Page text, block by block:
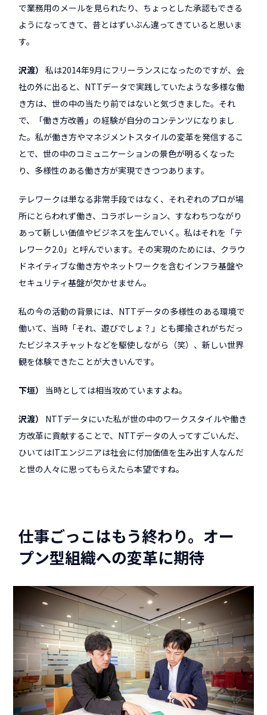
で業務用のメールを見られたり、ちょっとした承認もできる
ようになってきて、昔とはずいぶん違ってきていると思いま
す。
沢渡
私は2014年9月にフリーランスになったのですが、会
社の外に出ると、NTTデータで実践していたような多様な働
き方は、世の中の当たり前ではないと気づきました。それ
で、「働き方改善」の経験が自分のコンテンツになりまし
た。私が働き方やマネジメントスタイルの変革を発信するこ
とで、世の中のコミュニケーションの景色が明るくなった
り、多様性のある働き方が実現できつつあります。
テレワークは単なる非常手段ではなく、それぞれのプロが場
所にとらわれず働き、コラボレーション、すなわちつながり
あって新しい価値やビジネスを生んでいく。私はそれを「テ
レワーク2.0」と呼んでいます。その実現のためには、クラウ
ドネイティブな働き方やネットワークを含むインフラ基盤や
セキュリティ基盤が欠かせません。
私の今の活動の背景には、NTTデータの多様性のある環境で
働いて、当時「それ、遊びでしょ？」とも揶揄されがちだっ
たビジネスチャットなどを駆使しながら（笑）、新しい世界
観を体験できたことが大きいんです。
下垣 当時としては相当攻めていますよね。
沢渡
NTTデータにいた私が世の中のワークスタイルや働き
方改革に貢献することで、NTTデータの人ってすごいんだ、
ひいてはITエンジニアは社会に付加価値を生み出す人なんだ
と世の人々に思ってもらえたら本望ですね。
仕事ごっこはもう終わり。オー
プン型組織への変革に期待